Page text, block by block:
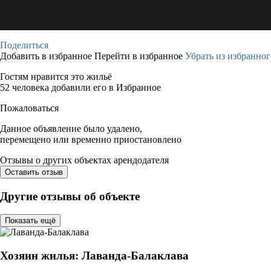
Поделиться
Добавить в избранное Перейти в избранное Убрать из
Гостям нравится это жильё
52 человека добавили его в Избранное
Пожаловаться
Данное объявление было удалено,
перемещено или временно приостановлено
Отзывы о других объектах арендодателя
Оставить отзыв
Другие отзывы об объекте
Показать ещё
Хозяин жилья: Лаванда-Балаклава